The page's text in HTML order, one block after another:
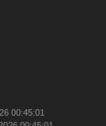
00:45:01